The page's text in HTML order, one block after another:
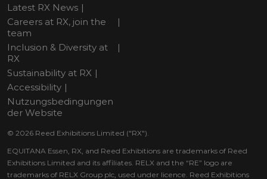
Latest RX News
Careers at RX, join the
team
Inclusion & Diversity at
RX
Sustainability at RX
Accessibility
Nutzungsbedingungen
der Website
© 2026 Reed Exhibitions Limited ("RX").
EQUITANA Essen, RX, and Reed Exhibitions are trademarks of Reed
Exhibitions Limited and its affiliates. RELX and the “RE” logo are
trademarks of RELX Group plc, used under licence. Reed Exhibitions